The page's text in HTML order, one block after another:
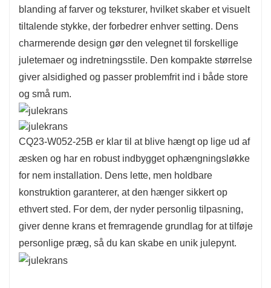
Denne krans er fremstillet af holdbare materialer
af høj kvalitet og designet til at holde længe, ​​
hvilket sikrer, at den kan nydes i mange højtider.
Det miljøvenlige design fremmer
bæredygtighed, så du kan fejre højtiden,
samtidig med at du er skånsom mod miljøet.
blanding af farver og teksturer, hvilket skaber et visuelt
tiltalende stykke, der forbedrer enhver setting. Dens
charmerende design gør den velegnet til forskellige
juletemaer og indretningsstile. Den kompakte størrelse
giver alsidighed og passer problemfrit ind i både store
og små rum.
CQ23-W052-25B er klar til at blive hængt op lige ud af
æsken og har en robust indbygget ophængningsløkke
for nem installation. Dens lette, men holdbare
konstruktion garanterer, at den hænger sikkert op
ethvert sted. For dem, der nyder personlig tilpasning,
giver denne krans et fremragende grundlag for at tilføje
personlige præg, så du kan skabe en unik julepynt.